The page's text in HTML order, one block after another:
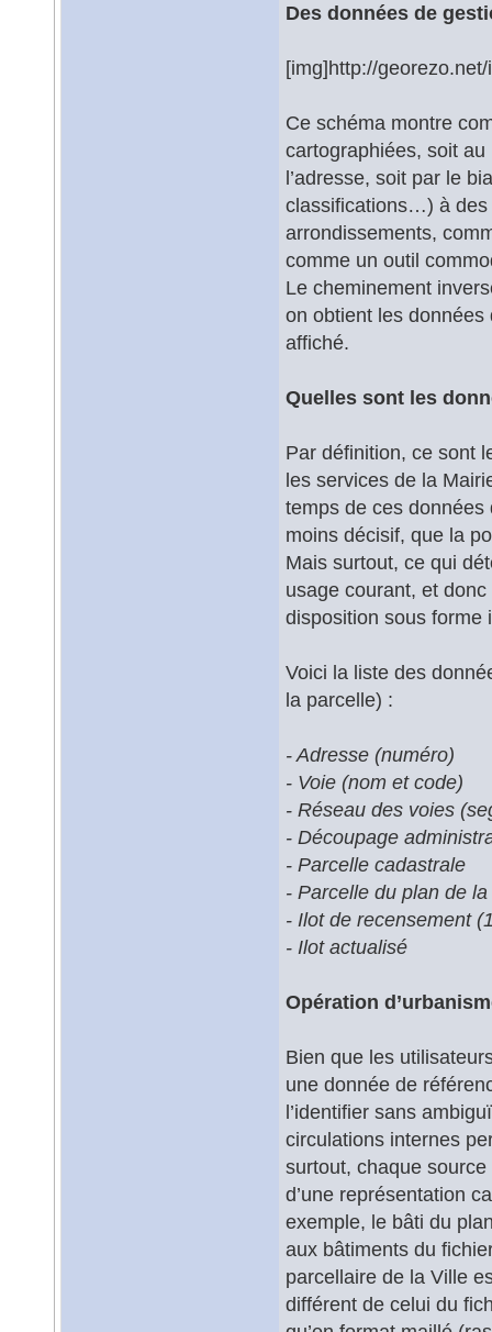
Des données de
[img]http://
Ce schéma montre
cartographiées, soit
l’adresse, soit par le
classifications…) à des
arrondissements,
comme un outil
Le cheminement
on obtient les données
affiché.
Quelles sont les
Par définition, ce sont
les services de la
temps de ces données
moins décisif, que la
Mais surtout, ce qui
usage courant, et
disposition sous forme
Voici la liste des
la parcelle) :
- Adresse (numéro)
- Voie (nom et code)
- Réseau des voies
- Découpage
- Parcelle cadastrale
- Parcelle du plan de
- Ilot de recensement
- Ilot actualisé
Opération
Bien que les
une donnée de
l’identifier sans
circulations internes
surtout, chaque
d’une représentation
exemple, le bâti du
aux bâtiments du
parcellaire de la Ville
différent de celui du